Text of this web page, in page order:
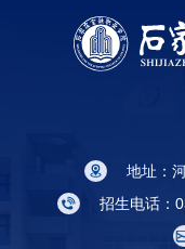
地址：
招生电话：